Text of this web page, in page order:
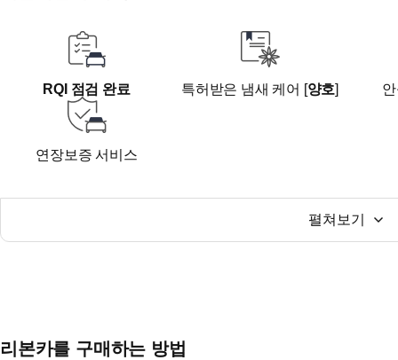
RQI 점검 완료 특허받은 냄새 케어 [양호]
연장보증 서비스
펼쳐보기
리본카를 구매하는 방법